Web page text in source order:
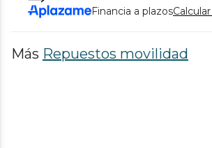
Financia a plazos
Más Repuestos movilidad